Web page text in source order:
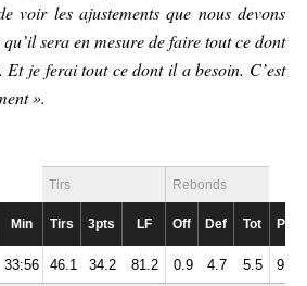
voir les ajustements que nous devons
sera en mesure de faire tout ce dont
Et je ferai tout ce dont il a besoin. C’est
».
Tirs Rebonds
Min Tirs 3pts LF Off Def Tot Pd
33:56 46.1 34.2 81.2 0.9 4.7 5.5 9.9